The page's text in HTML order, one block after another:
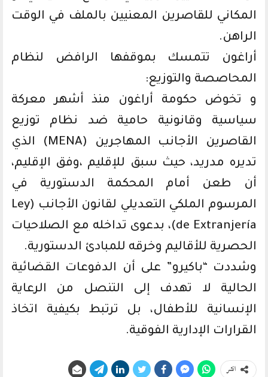
المكاني للقاصرين المعنيين بالملف في الوقت
الراهن.
أراغون تتمسك بموقفها الرافض لنظام
المحاصصة والتوزيع:
و تخوض حكومة أراغون منذ أشهر معركة
سياسية وقانونية حامية ضد نظام توزيع
القاصرين الأجانب المهاجرين (MENA) الذي
تديره مدريد، حيث سبق للإقليم ،وفق الإقليم،
أن طعن أمام المحكمة الدستورية في
المرسوم الملكي التعديلي لقانون الأجانب (Ley
de Extranjería)، بدعوى تداخله مع الصلاحيات
الحصرية للأقاليم وخرقه للمبادئ الدستورية.
وشددت “باكيرو” على أن الدفوعات القضائية
الحالية لا تهدف إلى التنصل من الرعاية
الإنسانية للأطفال، بل ترتبط بكيفية اتخاذ
القرارات الإدارية الفوقية.
انشر